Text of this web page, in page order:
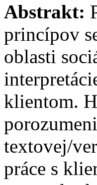
Abstrakt:
princípov
oblasti
klientom.
textovej/
práce s